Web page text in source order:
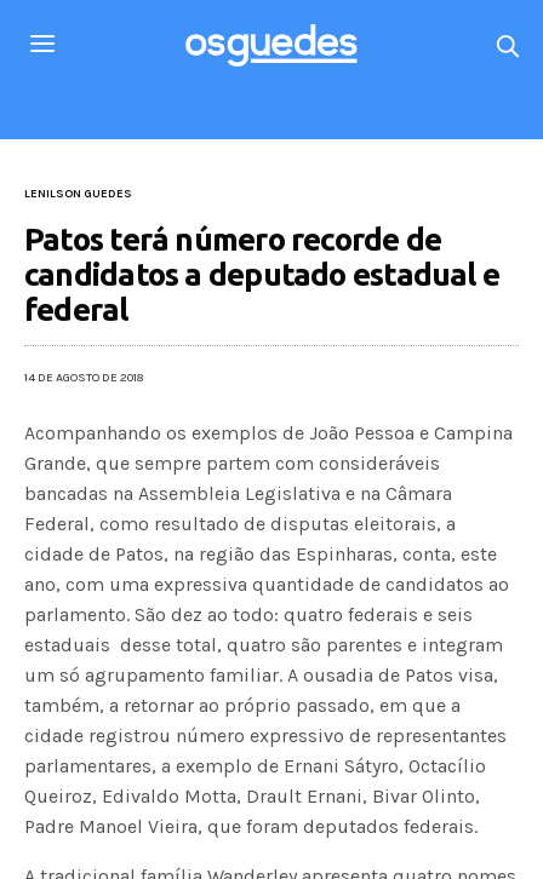
LENILSON GUEDES
Patos terá número recorde de
candidatos a deputado estadual e
federal
14 DE AGOSTO DE 2018
Acompanhando os exemplos de João Pessoa e Campina
Grande, que sempre partem com consideráveis
bancadas na Assembleia Legislativa e na Câmara
Federal, como resultado de disputas eleitorais, a
cidade de Patos, na região das Espinharas, conta, este
ano, com uma expressiva quantidade de candidatos ao
parlamento. São dez ao todo: quatro federais e seis
estaduais  desse total, quatro são parentes e integram
um só agrupamento familiar. A ousadia de Patos visa,
também, a retornar ao próprio passado, em que a
cidade registrou número expressivo de representantes
parlamentares, a exemplo de Ernani Sátyro, Octacílio
Queiroz, Edivaldo Motta, Drault Ernani, Bivar Olinto,
Padre Manoel Vieira, que foram deputados federais.